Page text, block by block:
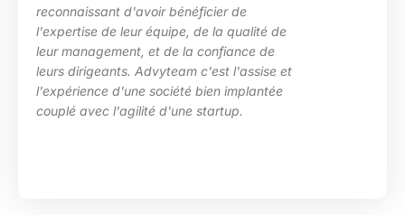
d'avoir bénéficier de
de leur équipe, de la qualité de
et de la confiance de
Advyteam c'est l'assise et
d'une société bien implantée
l'agilité d'une startup.